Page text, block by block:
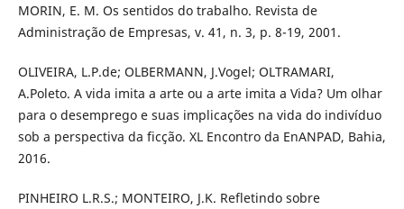
MORIN, E. M. Os sentidos do trabalho. Revista de
Administração de Empresas, v. 41, n. 3, p. 8-19, 2001.
OLIVEIRA, L.P.de; OLBERMANN, J.Vogel; OLTRAMARI,
A.Poleto. A vida imita a arte ou a arte imita a Vida? Um olhar
para o desemprego e suas implicações na vida do indivíduo
sob a perspectiva da ficção. XL Encontro da EnANPAD, Bahia,
2016.
PINHEIRO L.R.S.; MONTEIRO, J.K. Refletindo sobre